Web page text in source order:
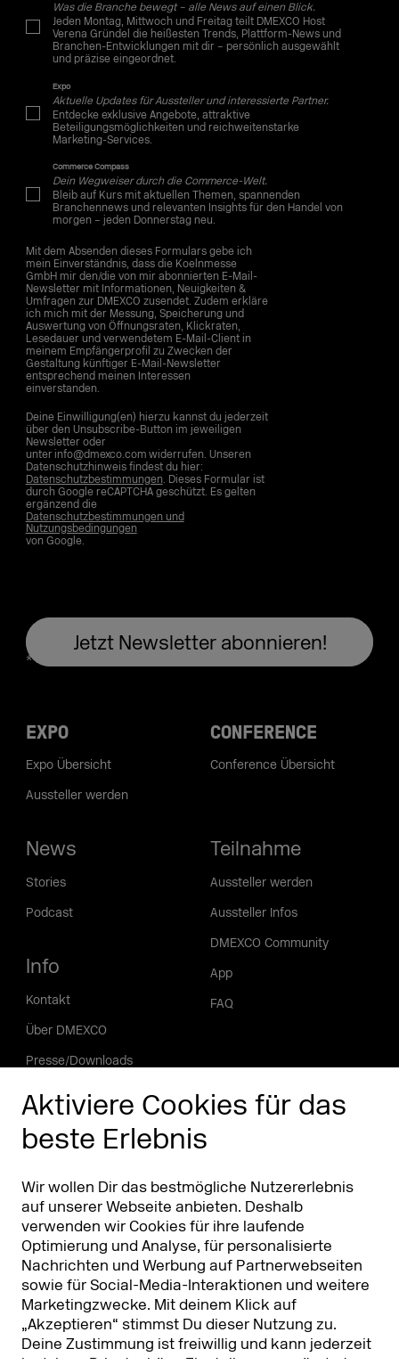
Aktiviere Cookies für das
beste Erlebnis
Wir wollen Dir das bestmögliche Nutzererlebnis
auf unserer Webseite anbieten. Deshalb
verwenden wir Cookies für ihre laufende
Optimierung und Analyse, für personalisierte
Nachrichten und Werbung auf Partnerwebseiten
sowie für Social-Media-Interaktionen und weitere
Marketingzwecke. Mit deinem Klick auf
„Akzeptieren“ stimmst Du dieser Nutzung zu.
Deine Zustimmung ist freiwillig und kann jederzeit
Was die Branche bewegt – alle News auf einen Blick.
Jeden Montag, Mittwoch und Freitag teilt DMEXCO Host
Verena Gründel die heißesten Trends, Plattform-News und
Branchen-Entwicklungen mit dir – persönlich ausgewählt
und präzise eingeordnet.
Expo
Aktuelle Updates für Aussteller und interessierte Partner.
Entdecke exklusive Angebote, attraktive
Beteiligungsmöglichkeiten und reichweitenstarke
Marketing-Services.
Commerce Compass
Dein Wegweiser durch die Commerce-Welt.
Bleib auf Kurs mit aktuellen Themen, spannenden
Branchennews und relevanten Insights für den Handel von
morgen – jeden Donnerstag neu.
Mit dem Absenden dieses Formulars gebe ich
mein Einverständnis, dass die Koelnmesse
GmbH mir den/die von mir abonnierten E-Mail-
Newsletter mit Informationen, Neuigkeiten &
Umfragen zur DMEXCO zusendet. Zudem erkläre
ich mich mit der Messung, Speicherung und
Auswertung von Öffnungsraten, Klickraten,
Lesedauer und verwendetem E-Mail-Client in
meinem Empfängerprofil zu Zwecken der
Gestaltung künftiger E-Mail-Newsletter
entsprechend meinen Interessen
einverstanden.
Deine Einwilligung(en) hierzu kannst du jederzeit
über den Unsubscribe-Button im jeweiligen
Newsletter oder
unter info@dmexco.com widerrufen. Unseren
Datenschutzhinweis findest du hier:
Datenschutzbestimmungen. Dieses Formular ist
durch Google reCAPTCHA geschützt. Es gelten
ergänzend die
Datenschutzbestimmungen und
Nutzungsbedingungen
von Google.
EXPO
Expo Übersicht
Aussteller werden
CONFERENCE
Conference Übersicht
News
Stories
Podcast
Info
Kontakt
Über DMEXCO
Presse/Downloads
Phishing Alarm
Teilnahme
Aussteller werden
Aussteller Infos
DMEXCO Community
App
FAQ
Partner
Partner & Sponsoren DMEXCO Asia
Koelnmesse GmbH T. +49 221 821 2020